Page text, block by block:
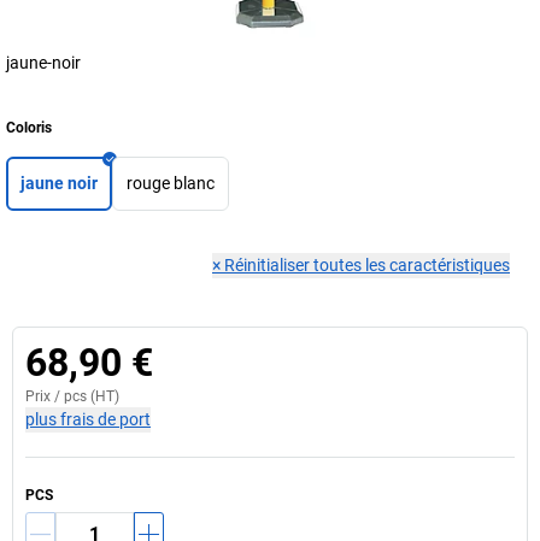
jaune-noir
Coloris
jaune noir rouge blanc
× Réinitialiser toutes les caractéristiques
68,90 €
Prix / pcs (HT)
plus frais de port
PCS